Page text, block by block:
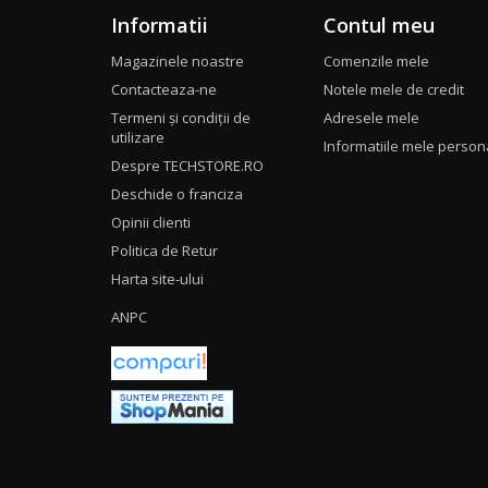
Informatii
Magazinele noastre
Contacteaza-ne
Termeni și condiții de
utilizare
Despre TECHSTORE.RO
Deschide o franciza
Opinii clienti
Politica de Retur
Harta site-ului
ANPC
Contul meu
Comenzile mele
Notele mele de credit
Adresele mele
Informatiile mele